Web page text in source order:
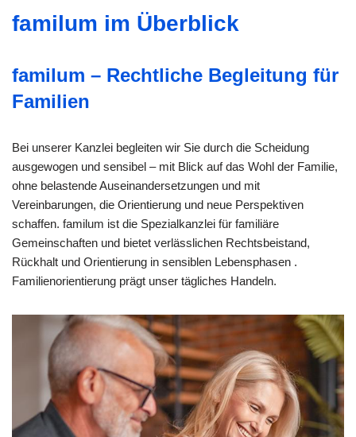
familum im Überblick
familum – Rechtliche Begleitung für
Familien
Bei unserer Kanzlei begleiten wir Sie durch die Scheidung
ausgewogen und sensibel – mit Blick auf das Wohl der Familie,
ohne belastende Auseinandersetzungen und mit
Vereinbarungen, die Orientierung und neue Perspektiven
schaffen. familum ist die Spezialkanzlei für familiäre
Gemeinschaften und bietet verlässlichen Rechtsbeistand,
Rückhalt und Orientierung in sensiblen Lebensphasen .
Familienorientierung prägt unser tägliches Handeln.